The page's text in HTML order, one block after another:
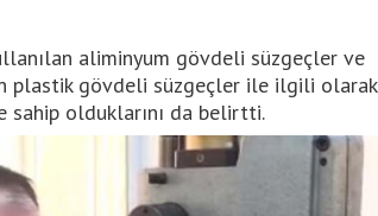
aliminyum gövdeli süzgeçler ve
plastik gövdeli süzgeçler ile ilgili olarak
sahip olduklarını da belirtti.